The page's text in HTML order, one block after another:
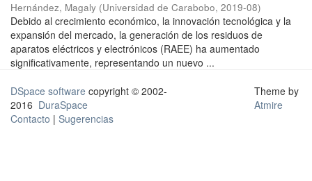
Hernández, Magaly (Universidad de Carabobo, 2019-08)
Debido al crecimiento económico, la innovación tecnológica y la
expansión del mercado, la generación de los residuos de
aparatos eléctricos y electrónicos (RAEE) ha aumentado
significativamente, representando un nuevo ...
DSpace software copyright © 2002-
2016 DuraSpace
Contacto | Sugerencias
Theme by
Atmire